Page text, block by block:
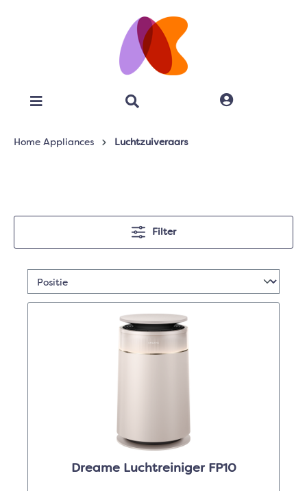
Home Appliances Luchtzuiveraars
Filter
Dreame Luchtreiniger FP10